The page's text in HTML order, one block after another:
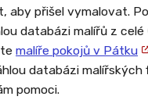
vymalovat. Portál Malíře.cz
databázi malířů z celé
malíře pokojů v Pátku
databázi malířských
pomoci.